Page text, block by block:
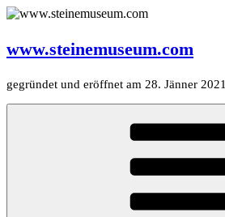
Zum
www.steinemuseum.com
gegründet und eröffnet am 28. Jänner 2021